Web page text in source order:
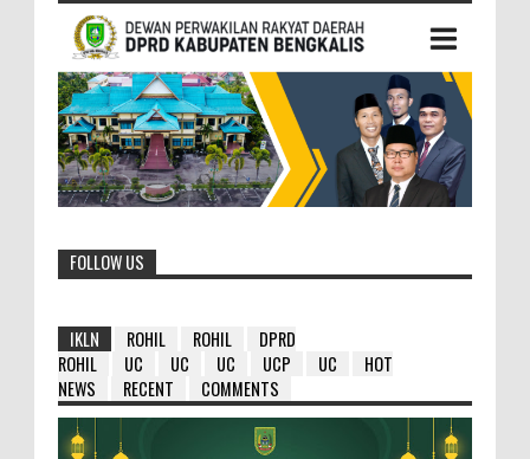
FOLLOW US
IKLN ROHIL ROHIL
DPRD
ROHIL
UC UC UC UCP UC
HOT
NEWS
RECENT COMMENTS